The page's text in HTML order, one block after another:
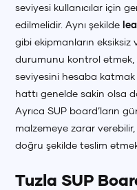
seviyesi kullanıcılar için
edilmelidir. Aynı şekilde
gibi ekipmanların eksiksiz
durumunu kontrol etmek,
seviyesini hesaba
hattı genelde sakin olsa
Ayrıca SUP board’ların
malzemeye zarar
doğru şekilde teslim
Tuzla SUP